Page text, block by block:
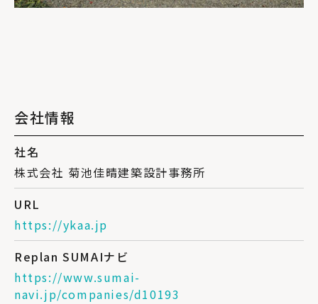
会社情報
社名
株式会社 菊池佳晴建築設計事務所
URL
https://ykaa.jp
Replan SUMAIナビ
https://www.sumai-
navi.jp/companies/d10193